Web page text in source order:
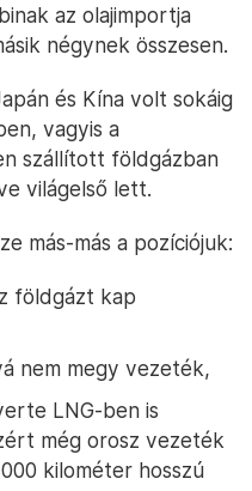
az olajimportja
négynek összesen.
és Kína volt sokáig
vagyis a
szállított földgázban
világelső lett.
más-más a pozíciójuk:
földgázt kap
nem megy vezeték,
LNG-ben is
még orosz vezeték
kilométer hosszú